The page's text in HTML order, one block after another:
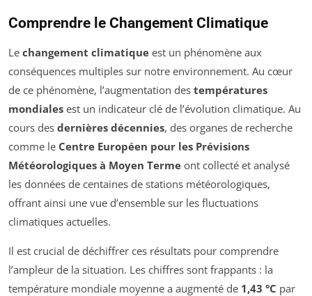
Comprendre le Changement Climatique
Le changement climatique est un phénomène aux
conséquences multiples sur notre environnement. Au cœur
de ce phénomène, l’augmentation des températures
mondiales est un indicateur clé de l’évolution climatique. Au
cours des dernières décennies, des organes de recherche
comme le Centre Européen pour les Prévisions
Météorologiques à Moyen Terme ont collecté et analysé
les données de centaines de stations météorologiques,
offrant ainsi une vue d’ensemble sur les fluctuations
climatiques actuelles.
Il est crucial de déchiffrer ces résultats pour comprendre
l’ampleur de la situation. Les chiffres sont frappants : la
température mondiale moyenne a augmenté de 1,43 °C par